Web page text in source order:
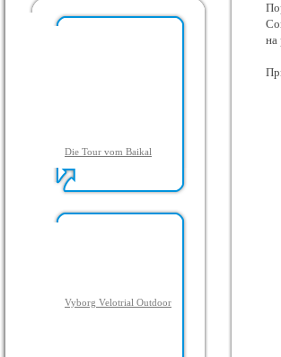
Die Tour vom Baikal
Vyborg Velotrial Outdoor
на